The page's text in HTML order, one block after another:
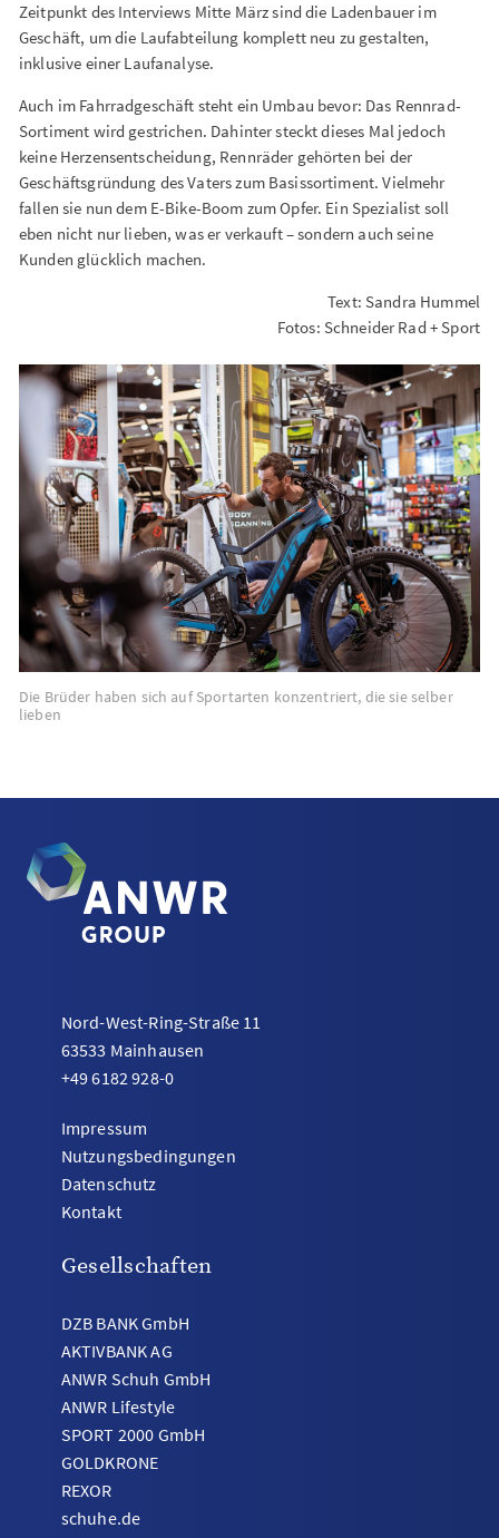
Zeitpunkt des Interviews Mitte März sind die Ladenbauer im
Geschäft, um die Laufabteilung komplett neu zu gestalten,
inklusive einer Laufanalyse.
Auch im Fahrradgeschäft steht ein Umbau bevor: Das Rennrad-
Sortiment wird gestrichen. Dahinter steckt dieses Mal jedoch
keine Herzensentscheidung, Rennräder gehörten bei der
Geschäftsgründung des Vaters zum Basissortiment. Vielmehr
fallen sie nun dem E-Bike-Boom zum Opfer. Ein Spezialist soll
eben nicht nur lieben, was er verkauft – sondern auch seine
Kunden glücklich machen.
Text: Sandra Hummel
Fotos: Schneider Rad + Sport
Die Brüder haben sich auf Sportarten konzentriert, die sie selber
lieben
Nord-West-Ring-Straße 11
63533 Mainhausen
+49 6182 928-0
Impressum
Nutzungsbedingungen
Datenschutz
Kontakt
Gesellschaften
DZB BANK GmbH
AKTIVBANK AG
ANWR Schuh GmbH
ANWR Lifestyle
SPORT 2000 GmbH
GOLDKRONE
REXOR
schuhe.de